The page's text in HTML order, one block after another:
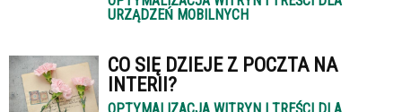
URZĄDZEŃ MOBILNYCH
CO SIĘ DZIEJE Z POCZTA NA
INTERII?